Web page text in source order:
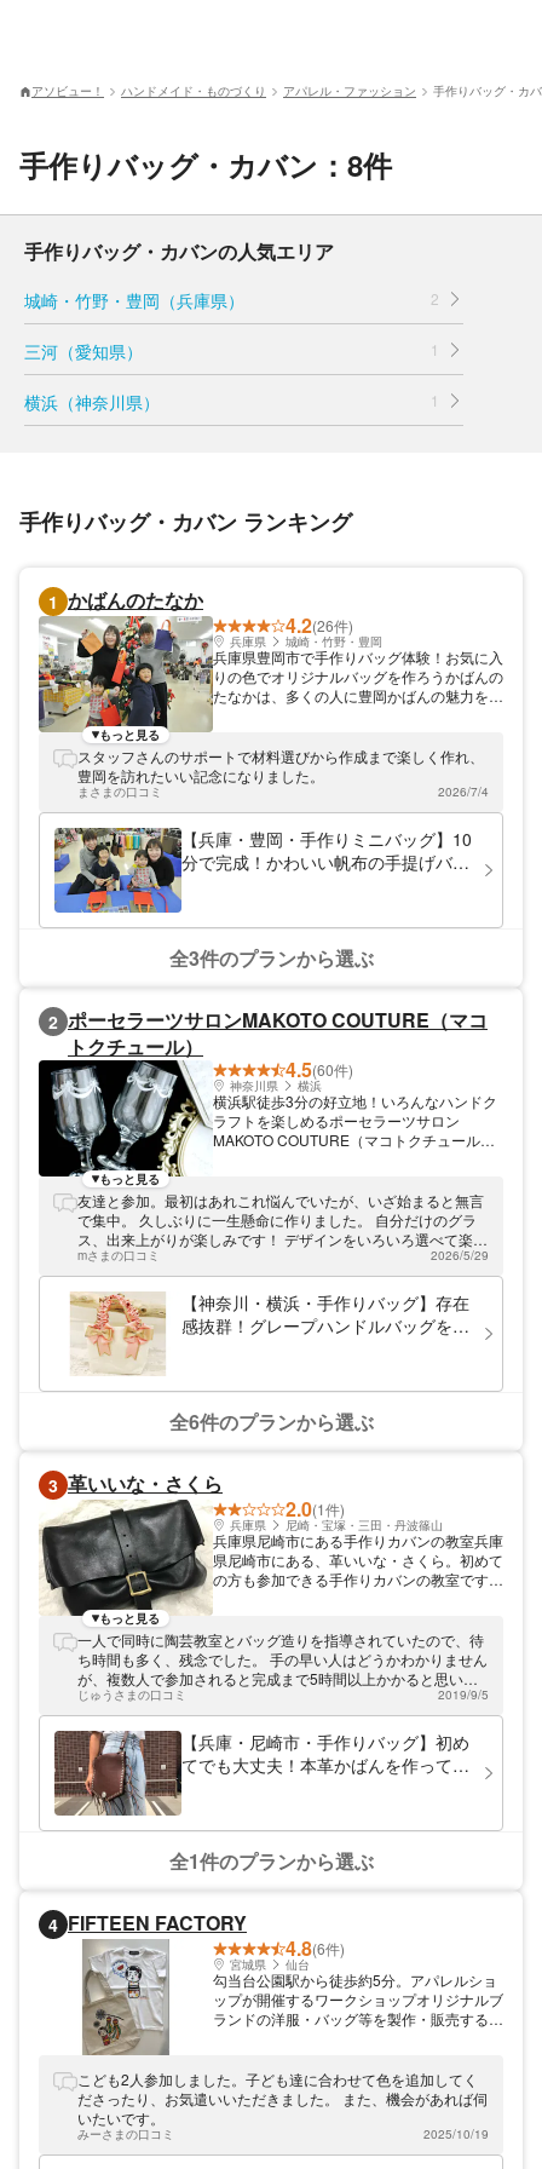
アソビュー！ ハンドメイド・ものづくり アパレル・ファッション 手作りバッグ・カ
手作りバッグ・カバン：8件
手作りバッグ・カバンの人気エリア
城崎・竹野・豊岡（兵庫県） 2
三河（愛知県） 1
横浜（神奈川県） 1
手作りバッグ・カバン ランキング
1 かばんのたなか
4.2(26件)
兵庫県 城崎・竹野・豊岡
兵庫県豊岡市で手作りバッグ体験！お気に入
りの色でオリジナルバッグを作ろうかばんの
たなかは、多くの人に豊岡かばんの魅力を知
のかばん作りの歴史は古く、その始まりは奈
良時代に遡り、現在では合成皮革かばん生産
量全国一を誇ります。かばんの街・豊岡で、
自分好みのかばんを作ってみませんか。
もっと見る
スタッフさんのサポートで材料選びから作成まで楽しく作れ、
豊岡を訪れたいい記念になりました。
まさまの口コミ 2026/7/4
【兵庫・豊岡・手作りミニバッグ】10
分で完成！かわいい帆布の手提げバッ
全3件のプランから選ぶ
2 ポーセラーツサロンMAKOTO COUTURE（マコ
トクチュール）
4.5(60件)
神奈川県 横浜
横浜駅徒歩3分の好立地！いろんなハンドク
ラフトを楽しめるポーセラーツサロン
MAKOTO COUTURE（マコトクチュール）
ーバリウムや手作りバッグなど、さまざまな
ハンドクラフトをお教えしています。ちょっ
と体験してみたい方から本格的なレッスンを
受けたい方まで、幅広く対応いたします。手
作りの楽しさを体験しにきてくださいね。
もっと見る
友達と参加。最初はあれこれ悩んでいたが、いざ始まると無言
で集中。 久しぶりに一生懸命に作りました。 自分だけのグラ
ス、出来上がりが楽しみです！ デザインをいろいろ選べて楽し
いです。
mさまの口コミ 2026/5/29
【神奈川・横浜・手作りバッグ】存在
感抜群！グレープハンドルバッグを作
全6件のプランから選ぶ
3 革いいな・さくら
2.0(1件)
兵庫県 尼崎・宝塚・三田・丹波篠山
兵庫県尼崎市にある手作りカバンの教室兵庫
県尼崎市にある、革いいな・さくら。初めて
の方も参加できる手作りカバンの教室です。
もっと見る
一人で同時に陶芸教室とバッグ造りを指導されていたので、待
ち時間も多く、残念でした。 手の早い人はどうかわかりません
が、複数人で参加されると完成まで5時間以上かかると思いま
す。 私たちは4人で参加しましたが道具も2人でひとつなの
で、非常に効率が悪いです。 近場の人は日を改めて、残りを作
業できますが、遠方など再訪でできない人は実作業時間を事前
に確認された方がいいと思います。 かばん造りは楽しいです
が、私達は皮を切ってパーツ一部つけてところで次の予定があ
り時間切れで、未完成品を預けてきましたので、今のところ私
的には達成感のないイベントになっています。
じゅうさまの口コミ 2019/9/5
【兵庫・尼崎市・手作りバッグ】初め
てでも大丈夫！本革かばんを作ってみ
全1件のプランから選ぶ
4 FIFTEEN FACTORY
4.8(6件)
宮城県 仙台
勾当台公園駅から徒歩約5分。アパレルショ
ップが開催するワークショップオリジナルブ
ランドの洋服・バッグ等を製作・販売するア
ツに、自分で色を塗ったりお絵かきをしたり
してオリジナルグッズが作れるワークショッ
ます。親子やお友達同士でのご参加もおすす
めです。
こども2人参加しました。子ども達に合わせて色を追加してく
ださったり、お気遣いいただきました。 また、機会があれば伺
いたいです。
みーさまの口コミ 2025/10/19